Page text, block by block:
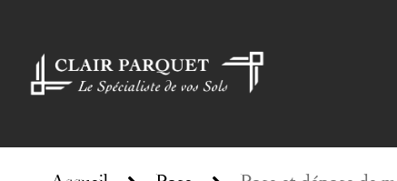
Accueil Pose Pose et dépose de